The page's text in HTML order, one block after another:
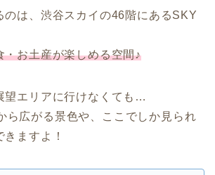
のは、渋谷スカイの46階にあるSKY
・お土産が楽しめる空間♪
望エリアに行けなくても…
ら広がる景色や、ここでしか見られ
ますよ！